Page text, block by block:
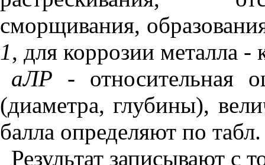
сморщивания,
1, для коррозии металла -
аЛР - относительная
(диаметра, глубины),
балла определяют по
Результат записывают с